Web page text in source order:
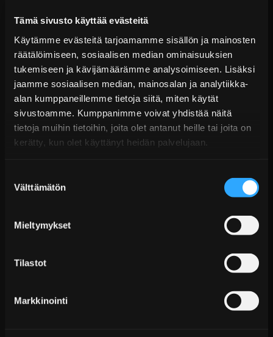
Tämä sivusto käyttää evästeitä
Käytämme evästeitä tarjoamamme sisällön ja mainosten
räätälöimiseen, sosiaalisen median ominaisuuksien
tukemiseen ja kävijämäärämme analysoimiseen. Lisäksi
jaamme sosiaalisen median, mainosalan ja analytiikka-
alan kumppaneillemme tietoja siitä, miten käytät
sivustoamme. Kumppanimme voivat yhdistää näitä
tietoja muihin tietoihin, joita olet antanut heille tai joita on
kerätty, kun olet käyttänyt heidän palvelujaan.
valinta
Välttämätön
Mieltymykset
Tilastot
Markkinointi
Nuke Performancen tunnusmerkki on injektorien
myös erittäin korkealla polttoainepaineella.
Turvallinen ja varma liitos kovimmissakin olosuhteissa